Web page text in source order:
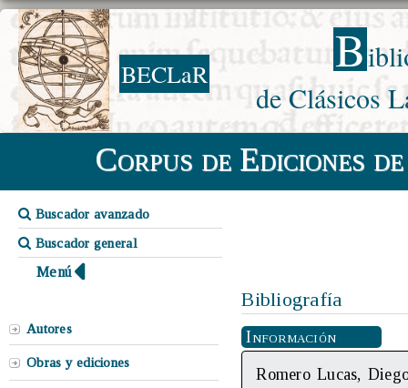
BECLaR B
de Clásicos
Corpus de Ediciones
Buscador avanzado
Buscador general
Menú
Autores
Obras y ediciones
Bibliografía
Información
Romero Lucas,